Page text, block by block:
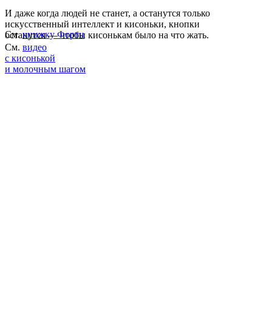
И даже когда людей не станет, а останутся только
искусственный интеллект и кисоньки, кнопки
останутся — чтобы кисонькам было на что жать.
См.книжку Форти
См. видео
с кисонькой
и молочным шагом